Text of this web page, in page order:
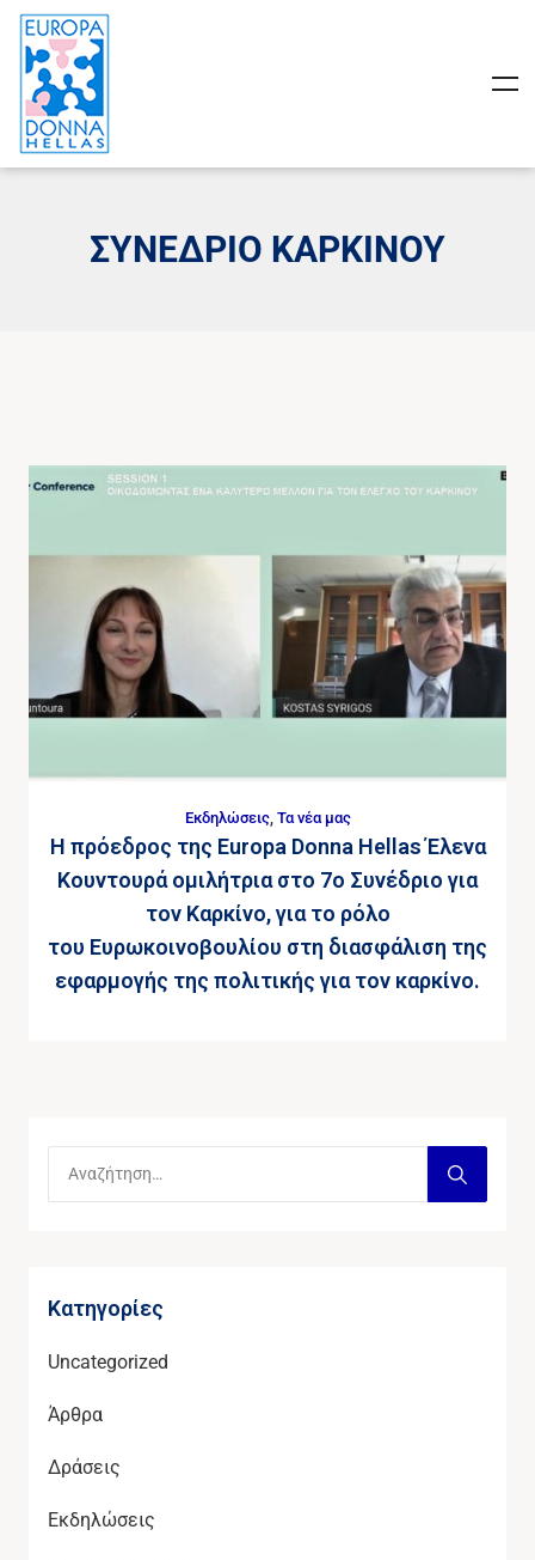
ΣΥΝΕΔΡΙΟ ΚΑΡΚΙΝΟΥ
Εκδηλώσεις, Τα νέα μας
Η πρόεδρος της Europa Donna Hellas Έλενα
Κουντουρά ομιλήτρια στο 7ο Συνέδριο για
τον Καρκίνο, για το ρόλο
του Ευρωκοινοβουλίου στη διασφάλιση της
εφαρμογής της πολιτικής για τον καρκίνο.
Kατηγορίες
Uncategorized
Άρθρα
Δράσεις
Εκδηλώσεις